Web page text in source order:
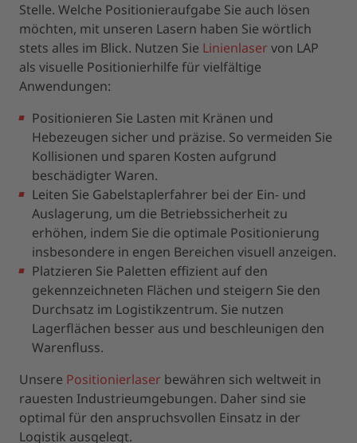
Stelle. Welche Positionieraufgabe Sie auch lösen
möchten, mit unseren Lasern haben Sie wörtlich
stets alles im Blick. Nutzen Sie Linienlaser von LAP
als visuelle Positionierhilfe für vielfältige
Anwendungen:
Positionieren Sie Lasten mit Kränen und
Hebezeugen sicher und präzise. So vermeiden Sie
Kollisionen und sparen Kosten aufgrund
beschädigter Waren.
Leiten Sie Gabelstaplerfahrer bei der Ein- und
Auslagerung, um die Betriebssicherheit zu
erhöhen, indem Sie die optimale Positionierung
insbesondere in engen Bereichen visuell anzeigen.
Platzieren Sie Paletten effizient auf den
gekennzeichneten Flächen und steigern Sie den
Durchsatz im Logistikzentrum. Sie nutzen
Lagerflächen besser aus und beschleunigen den
Warenfluss.
Unsere Positionierlaser bewähren sich weltweit in
rauesten Industrieumgebungen. Daher sind sie
optimal für den anspruchsvollen Einsatz in der
Logistik ausgelegt.